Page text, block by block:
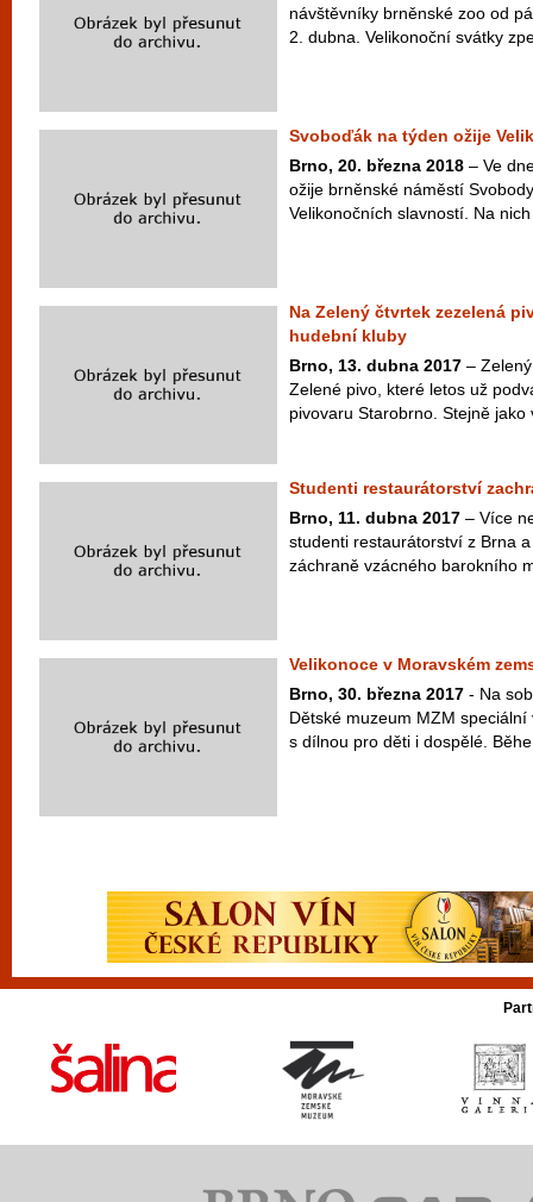
návštěvníky brněnské zoo od
2. dubna. Velikonoční svátky
Svoboďák na týden ožije
Brno, 20. března 2018 – Ve
ožije brněnské náměstí
Velikonočních slavností. Na
Na Zelený čtvrtek zezelená
hudební kluby
Brno, 13. dubna 2017 –
Zelené pivo, které letos už
pivovaru Starobrno. Stejně
Studenti restaurátorství
Brno, 11. dubna 2017 – Více
studenti restaurátorství z Brna
záchraně vzácného barokního
Velikonoce v Moravském
Brno, 30. března 2017 - Na
Dětské muzeum MZM
s dílnou pro děti i dospělé.